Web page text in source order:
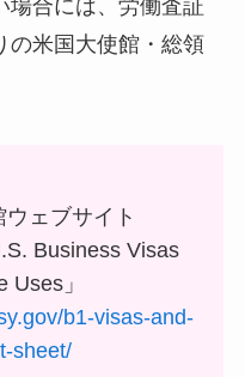
場合には、労働査証
の米国大使館・総領
ェブサイト
Business Visas
Uses」
b1-visas-and-
sheet/